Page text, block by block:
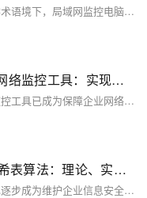
企业网络安全与办公管理需求日益复杂的学术语境下，局域网监控电脑屏幕作为保障信息安全、规范员工操作的重要手段，已然成为网络安全领域的关键研究对象。其作用类似网络空间中的 “电子眼”，实时捕获每台电脑屏幕上的操作动态。然而，面对海量监控数据，实现高效数据存储与快速检索，已成为提升监控系统性能的核心挑战。本文聚焦于 C++ 语言中的哈希表算法，深入探究其如何成为局域网监控电脑屏幕数据处理的 “加速引擎”，并通过详尽的代码示例，展现其强大功能与应用价值。
基于 Python 哈希表算法的局域网网络监控工具：实现高效数据管理的核心技术
在当下数字化办公的环境中，局域网网络监控工具已成为保障企业网络安全、确保其高效运行的核心手段。此类工具通过对网络数据的收集、分析与管理，赋予企业实时洞察网络活动的能力。而在其运行机制背后，数据结构与算法发挥着关键作用。本文聚焦于 PHP 语言中的哈希表算法，深入探究其在局域网网络监控工具中的应用方式及所具备的优势。
员工行为监控软件中的 Go 语言哈希表算法：理论、实现与分析
当代企业管理体系中，员工行为监控软件已逐步成为维护企业信息安全、提升工作效能的关键工具。这类软件能够实时记录员工操作行为，为企业管理者提供数据驱动的决策依据。其核心支撑技术在于数据结构与算法的精妙运用。本文聚焦于 Go 语言中的哈希表算法，深入探究其在员工行为监控软件中的应用逻辑与实现机制。